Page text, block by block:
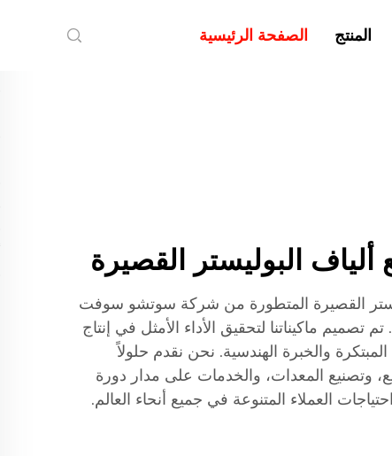
الصفحة الرئيسية المنتج
البوليستر القصيرة
القصيرة المتطورة من شركة سوتشو سوفت
تصميم ماكيناتنا لتحقيق الأداء الأمثل في إنتاج
المبتكرة والخبرة الهندسية. نحن نقدم حلولاً
وتصنيع المعدات، والخدمات على مدار دورة
العملاء المتنوعة في جميع أنحاء العالم.